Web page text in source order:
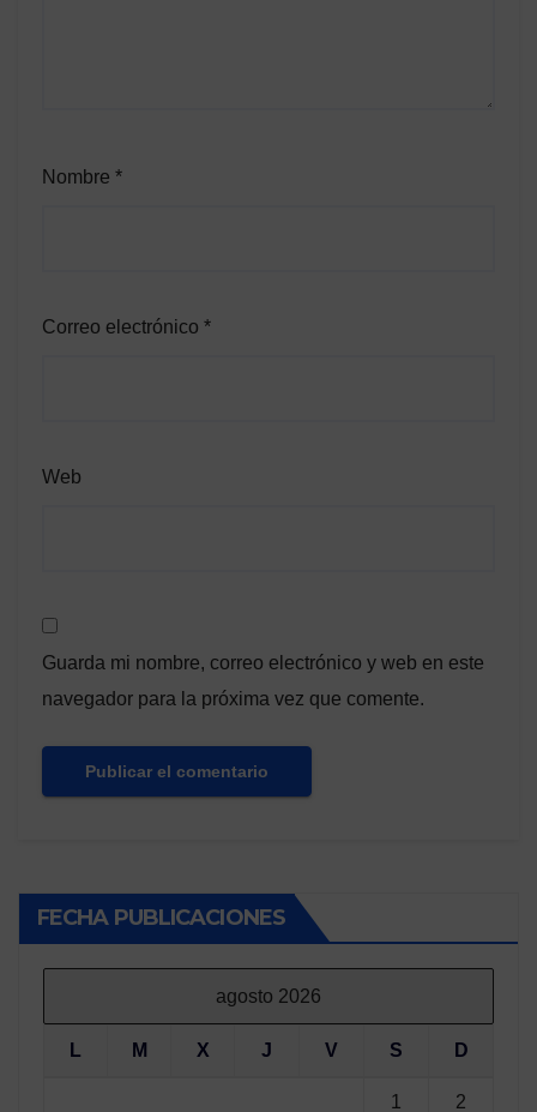
Nombre *
Correo electrónico *
Web
Guarda mi nombre, correo electrónico y web en este
navegador para la próxima vez que comente.
FECHA PUBLICACIONES
agosto 2026
L M X J V S D
1 2